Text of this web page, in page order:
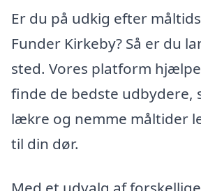
Er du på udkig efter
Funder Kirkeby? Så er du
sted. Vores platform
finde de bedste udbydere,
lækre og nemme måltider
til din dør.